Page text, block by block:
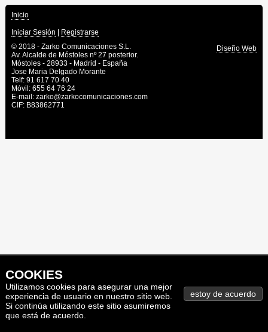
COOKIES
Utilizamos cookies para asegurar una mejor
experiencia de usuario en nuestro sitio web.
Si continúa utilizando este sitio asumiremos
que está de acuerdo.
Inicio
Iniciar Sesión
Registrarse
© 2018 - Zarko Comunicaciones S.L.
Av. Alcalde de Móstoles nº 27 posterior.
Móstoles - 28933 - Madrid - España
Jose Maria Delgado Morante
Telf: 91 617 70 40
Móvil: 655 64 76 24
E-mail: zarko@zarkocomunicaciones.com
CIF: B83862771
Diseño Web